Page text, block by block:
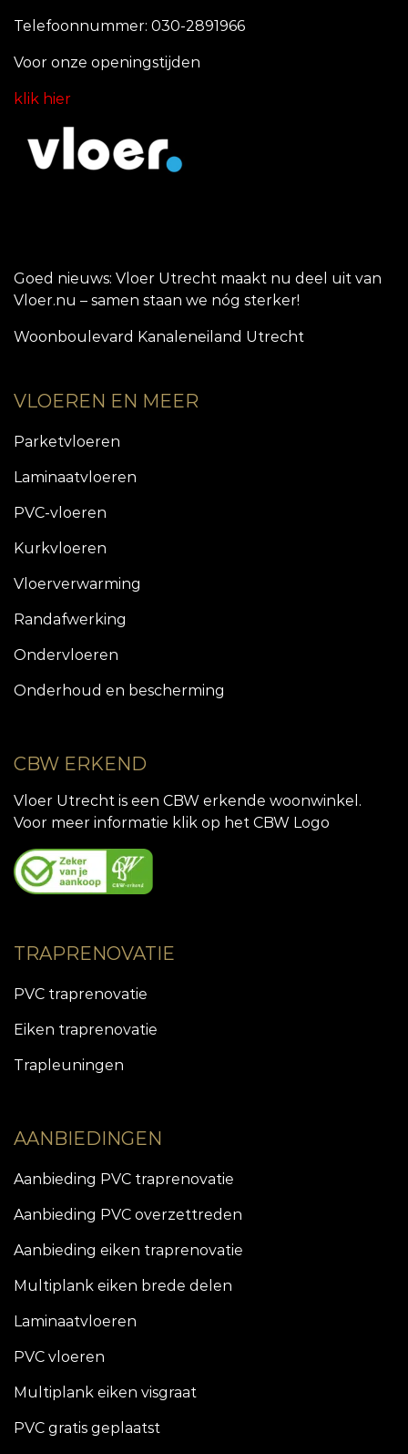
Telefoonnummer: 030-2891966
Voor onze openingstijden
klik hier
Goed nieuws: Vloer Utrecht maakt nu deel uit van
Vloer.nu – samen staan we nóg sterker!
Woonboulevard Kanaleneiland Utrecht
VLOEREN EN MEER
Parketvloeren
Laminaatvloeren
PVC-vloeren
Kurkvloeren
Vloerverwarming
Randafwerking
Ondervloeren
Onderhoud en bescherming
CBW ERKEND
Vloer Utrecht is een CBW erkende woonwinkel.
Voor meer informatie klik op het CBW Logo
TRAPRENOVATIE
PVC traprenovatie
Eiken traprenovatie
Trapleuningen
AANBIEDINGEN
Aanbieding PVC traprenovatie
Aanbieding PVC overzettreden
Aanbieding eiken traprenovatie
Multiplank eiken brede delen
Laminaatvloeren
PVC vloeren
Multiplank eiken visgraat
PVC gratis geplaatst